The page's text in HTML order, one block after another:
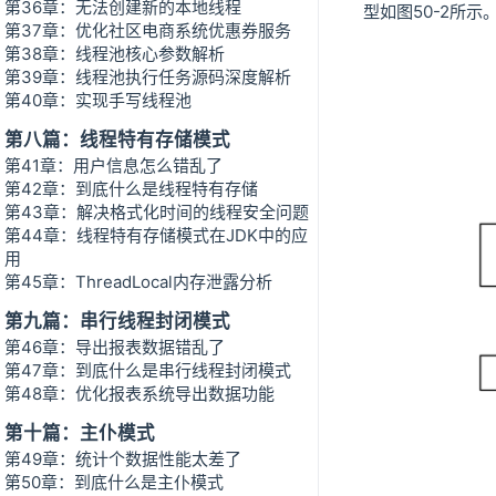
第36章：无法创建新的本地线程
第37章：优化社区电商系统优惠券服务
第38章：线程池核心参数解析
第39章：线程池执行任务源码深度解析
第40章：实现手写线程池
第八篇：线程特有存储模式
第41章：用户信息怎么错乱了
第42章：到底什么是线程特有存储
第43章：解决格式化时间的线程安全问题
第44章：线程特有存储模式在JDK中的应
用
第45章：ThreadLocal内存泄露分析
第九篇：串行线程封闭模式
第46章：导出报表数据错乱了
第47章：到底什么是串行线程封闭模式
第48章：优化报表系统导出数据功能
第十篇：主仆模式
第49章：统计个数据性能太差了
第50章：到底什么是主仆模式
型如图50-2所示